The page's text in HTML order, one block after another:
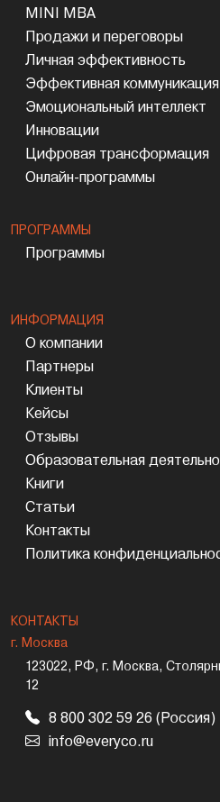
MINI MBA
Продажи и переговоры
Личная эффективность
Эффективная коммуникация
Эмоциональный интеллект
Инновации
Цифровая трансформация
Онлайн-программы
ПРОГРАММЫ
Программы
ИНФОРМАЦИЯ
О компании
Партнеры
Клиенты
Кейсы
Отзывы
Образовательная
Книги
Статьи
Контакты
Политика
КОНТАКТЫ
г. Москва
123022, РФ, г. Москва,
12
8 800 302 59 26 (Россия)
info@everyco.ru